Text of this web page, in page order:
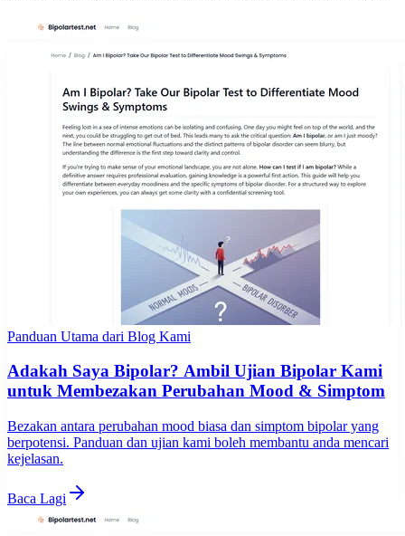
Panduan Utama dari Blog Kami
Adakah Saya Bipolar? Ambil Ujian Bipolar Kami
untuk Membezakan Perubahan Mood & Simptom
Bezakan antara perubahan mood biasa dan simptom bipolar yang
berpotensi. Panduan dan ujian kami boleh membantu anda mencari
kejelasan.
Baca Lagi